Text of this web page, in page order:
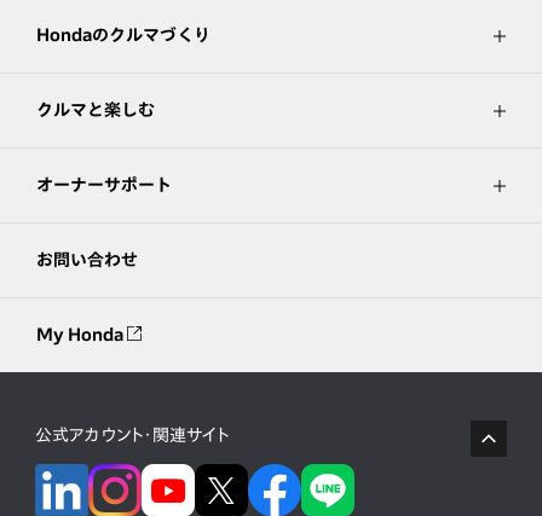
Hondaのクルマづくり
クルマと楽しむ
オーナーサポート
お問い合わせ
My Honda
公式アカウント・関連サイト